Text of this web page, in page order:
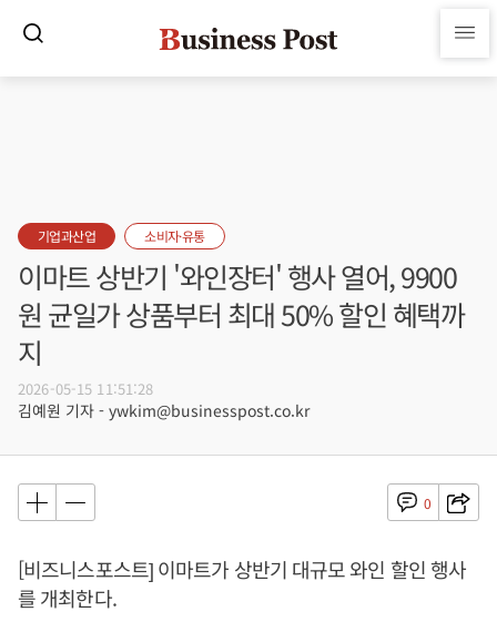
기업과산업 소비자·유통
이마트 상반기 '와인장터' 행사 열어, 9900
원 균일가 상품부터 최대 50% 할인 혜택까
지
2026-05-15 11:51:28
김예원 기자 - ywkim@businesspost.co.kr
0
[비즈니스포스트] 이마트가 상반기 대규모 와인 할인 행사
를 개최한다.